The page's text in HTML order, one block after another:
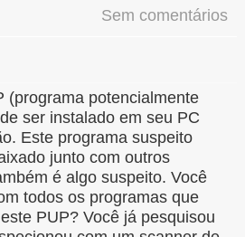
Sem comentários
(programa potencialmente
ser instalado em seu PC
Este programa suspeito
junto com outros
é algo suspeito. Você
todos os programas que
PUP? Você já pesquisou